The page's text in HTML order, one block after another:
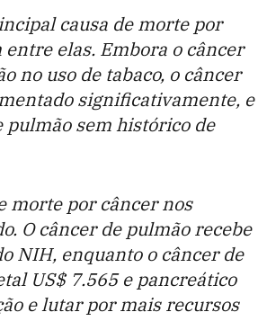
causa de morte por
elas. Embora o câncer
no uso de tabaco, o câncer
significativamente, e
pulmão sem histórico de
morte por câncer nos
O câncer de pulmão recebe
NIH, enquanto o câncer de
US$ 7.565 e pancreático
e lutar por mais recursos